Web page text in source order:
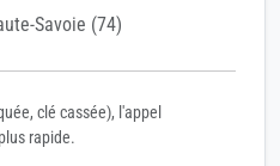
Savoie (74)
clé cassée), l'appel
rapide.